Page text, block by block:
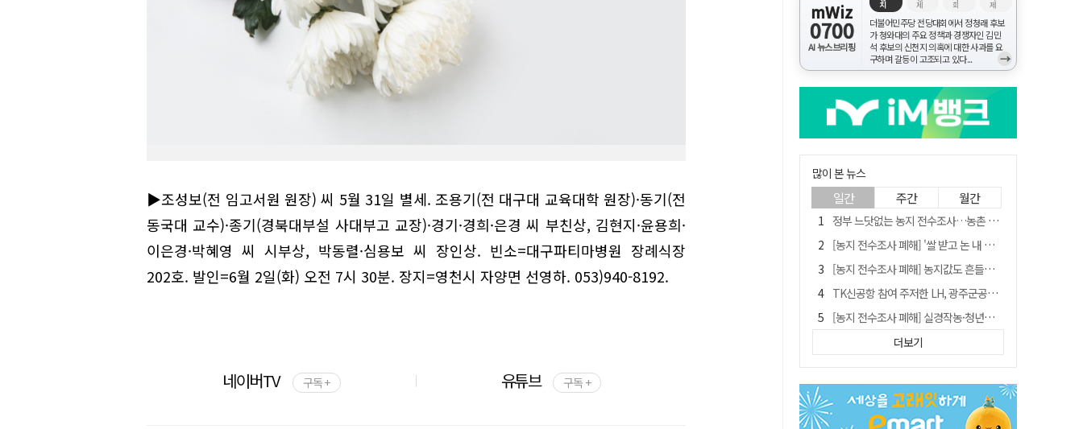
▶조성보(전 임고서원 원장) 씨 5월 31일 별세. 조용기(전 대구대 교육대학 원장)·동기(전
동국대 교수)·종기(경북대부설 사대부고 교장)·경기·경희·은경 씨 부친상, 김현지·윤용희·
이은경·박혜영 씨 시부상, 박동렬·심용보 씨 장인상. 빈소=대구파티마병원 장례식장
202호. 발인=6월 2일(화) 오전 7시 30분. 장지=영천시 자양면 선영하. 053)940-8192.
네이버TV 구독 + 유튜브 구독 +
mWiz
0700
AI 뉴스브리핑
치 제 회 제
더불어민주당 전당대회에서 정청래 후보
가 청와대의 주요 정책과 경쟁자인 김민
석 후보의 신천지 의혹에 대한 사과를 요
구하며 갈등이 고조되고 있다...
→
많이 본 뉴스
일간 주간 월간
정부 느닷없는 농지 전수조사…농촌 들쑤시는 '경자유전'의 칼날
[농지 전수조사 폐해] '쌀 받고 논 내 준' 도지농 이제 어쩌나?
[농지 전수조사 폐해] 농지값도 흔들리나…"도지 막히면 헐값 매물 나올 수도"
TK신공항 참여 주저한 LH, 광주군공항 사업에는 앞장
[농지 전수조사 폐해] 실경작농·청년농 부담도 커진다
[단독] 김영수 "국방부 청문준비단, 안규백 탈영 알고있었다"
[기고] 대구 미래는 금호강·팔공산에 있다
홈플러스 다시 문 연다… 대구경북 매장도 재개장 준비 돌입
더보기